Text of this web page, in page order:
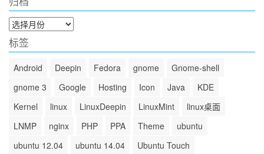
归
档
标签
Android Deepin Fedora gnome
Gnome-shell
gnome 3
Google Hosting Icon Java
KDE
Kernel
linux LinuxDeepin LinuxMint
linux桌面
LNMP
nginx PHP PPA Theme
ubuntu
ubuntu 12.04
ubuntu 14.04
Ubuntu Touch